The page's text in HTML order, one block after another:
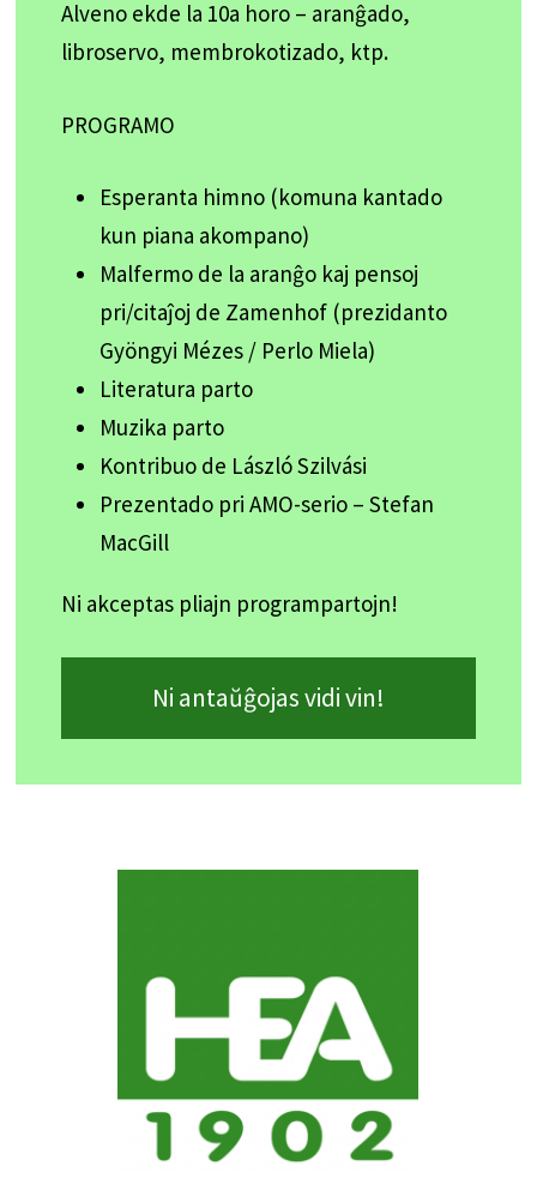
Alveno ekde la 10a horo – aranĝado,
libroservo, membrokotizado, ktp.
PROGRAMO
Esperanta himno (komuna kantado
kun piana akompano)
Malfermo de la aranĝo kaj pensoj
pri/citaĵoj de Zamenhof (prezidanto
Gyöngyi Mézes / Perlo Miela)
Literatura parto
Muzika parto
Kontribuo de László Szilvási
Prezentado pri AMO-serio – Stefan
MacGill
Ni akceptas pliajn programpartojn!
Ni antaŭĝojas vidi vin!